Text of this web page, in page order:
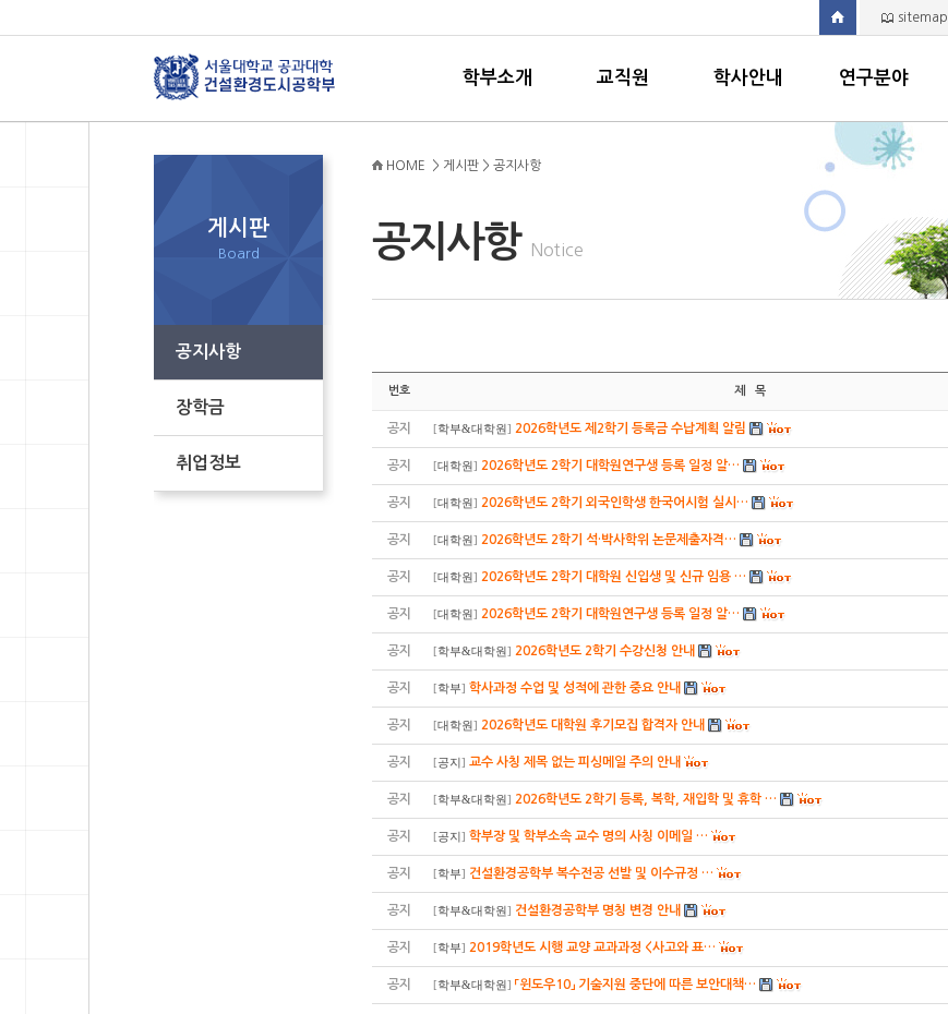
sitemap
학부소개 교직원 학사안내 연구분야
게시판
Board
공지사항
장학금
취업정보
공지사항 Notice
HOME > 게시판 > 공지사항
번호 제 목
공지 [학부&대학원] 2026학년도 제2학기 등록금 수납계획 알림
공지 [대학원] 2026학년도 2학기 대학원연구생 등록 일정 알…
공지 [대학원] 2026학년도 2학기 외국인학생 한국어시험 실시…
공지 [대학원] 2026학년도 2학기 석·박사학위 논문제출자격…
공지 [대학원] 2026학년도 2학기 대학원 신입생 및 신규 임용 …
공지 [대학원] 2026학년도 2학기 대학원연구생 등록 일정 알…
공지 [학부&대학원] 2026학년도 2학기 수강신청 안내
공지 [학부] 학사과정 수업 및 성적에 관한 중요 안내
공지 [대학원] 2026학년도 대학원 후기모집 합격자 안내
공지 [공지 ] 교수 사칭 제목 없는 피싱메일 주의 안내
공지 [학부&대학원] 2026학년도 2학기 등록, 복학, 재입학 및 휴학 …
공지 [공지 ] 학부장 및 학부소속 교수 명의 사칭 이메일 …
공지 [학부] 건설환경공학부 복수전공 선발 및 이수규정 …
공지 [학부&대학원] 건설환경공학부 명칭 변경 안내
공지 [학부] 2019학년도 시행 교양 교과과정 <사고와 표…
공지 [학부&대학원] 「윈도우10」 기술지원 중단에 따른 보안대책…